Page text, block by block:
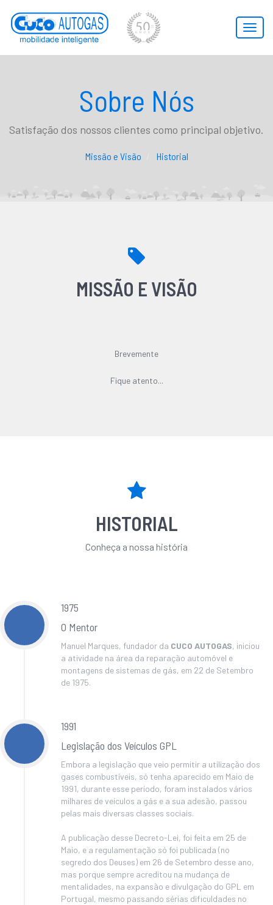
Sobre Nós
Satisfação dos nossos clientes como principal objetivo.
Missão e Visão Historial
MISSÃO E VISÃO
Brevemente
Fique atento...
HISTORIAL
Conheça a nossa história
1975
O Mentor
Manuel Marques, fundador da CUCO AUTOGAS, iniciou
a atividade na área da reparação automóvel e
montagens de sistemas de gás, em 22 de Setembro
de 1975.
1991
Legislação dos Veículos GPL
Embora a legislação que veio permitir a utilização dos
gases combustíveis, só tenha aparecido em Maio de
1991, durante esse período, foram instalados vários
milhares de veículos a gás e a sua adesão, passou
pelas mais diversas classes sociais.
A publicação desse Decreto-Lei, foi feita em 25 de
Maio, e a regulamentação só foi publicada (no
segredo dos Deuses) em 26 de Setembro desse ano,
mas porque sempre acreditou na mudança de
mentalidades, na expansão e divulgação do GPL em
Portugal, mesmo passando sérias dificuldades no